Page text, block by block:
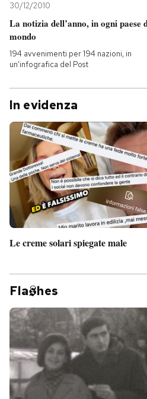
SHOP
CALENDARIO
AREA PERSONALE
Entra
30/12/2010
La notizia dell’anno, in ogni paese
mondo
194 avvenimenti per 194 nazioni, in
un'infografica del Post
In evidenza
Le creme solari spiegate male
Fla hes